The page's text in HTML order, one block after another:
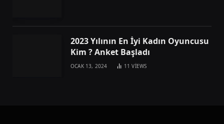
2023 Yılının En İyi Kadın Oyuncusu
Kim ? Anket Başladı
OCAK 13, 2024 11VIEWS